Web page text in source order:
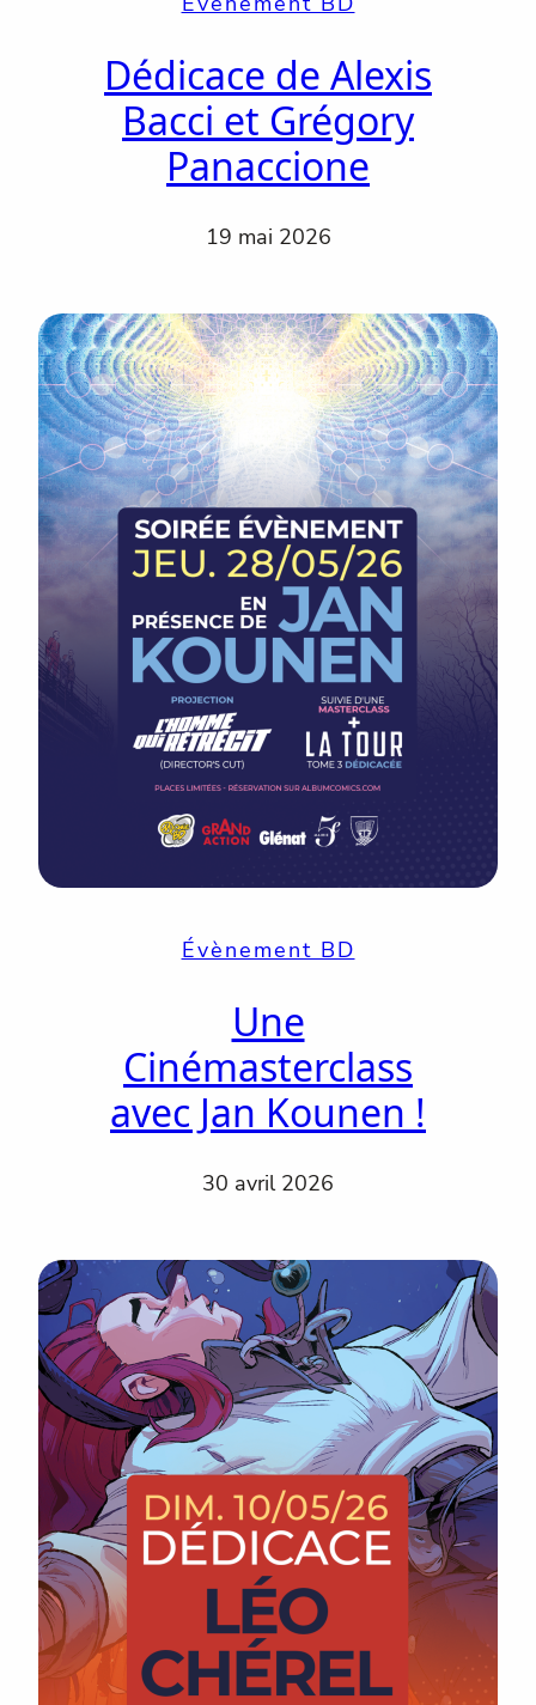
Dédicace de Alexis
Bacci et Grégory
Panaccione
19 mai 2026
Évènement BD
Une
Cinémasterclass
avec Jan Kounen !
30 avril 2026